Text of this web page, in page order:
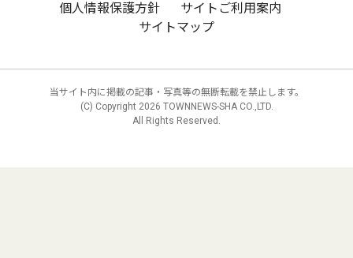
個人情報保護方針
サイトご利用案内
サイトマップ
当サイト内に掲載の記事・写真等の無断転載を禁止します。
(C) Copyright 2026 TOWNNEWS-SHA CO.,LTD.
All Rights Reserved.